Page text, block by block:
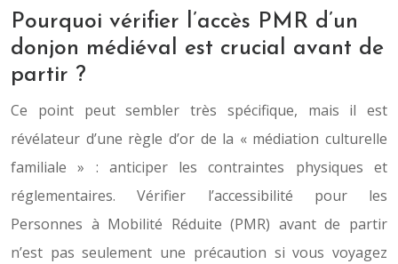
Pourquoi vérifier l’accès PMR d’un
donjon médiéval est crucial avant de
partir ?
Ce point peut sembler très spécifique, mais il est
révélateur d’une règle d’or de la « médiation culturelle
familiale » : anticiper les contraintes physiques et
réglementaires. Vérifier l’accessibilité pour les
Personnes à Mobilité Réduite (PMR) avant de partir
n’est pas seulement une précaution si vous voyagez